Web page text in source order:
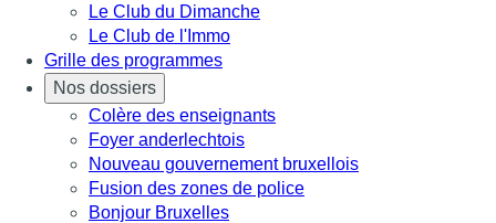
Le Club du Dimanche
Le Club de l'Immo
Grille des programmes
Nos dossiers
Colère des enseignants
Foyer anderlechtois
Nouveau gouvernement bruxellois
Fusion des zones de police
Bonjour Bruxelles